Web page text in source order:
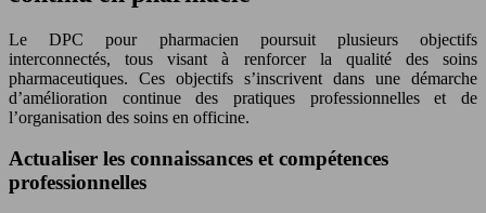
Le DPC pour pharmacien poursuit plusieurs objectifs
interconnectés, tous visant à renforcer la qualité des soins
pharmaceutiques. Ces objectifs s’inscrivent dans une démarche
d’amélioration continue des pratiques professionnelles et de
l’organisation des soins en officine.
Actualiser les connaissances et compétences
professionnelles